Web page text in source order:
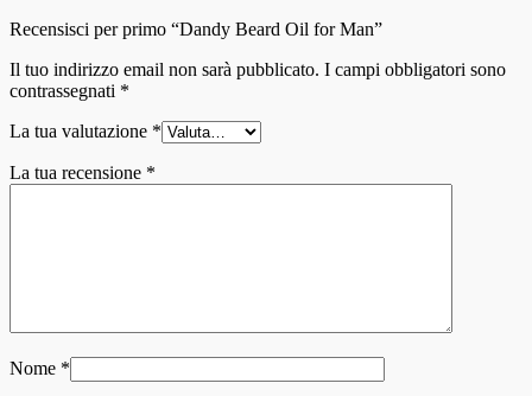
Recensisci per primo “Dandy Beard Oil for Man”
Il tuo indirizzo email non sarà pubblicato. I campi obbligatori sono
contrassegnati *
La tua valutazione *
La tua recensione *
Nome *